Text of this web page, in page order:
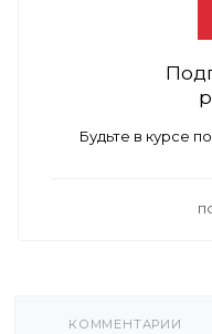
Будьте в курсе
КОММЕНТАРИИ